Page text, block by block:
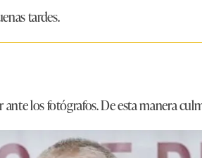
tardes.
los fotógrafos. De esta manera